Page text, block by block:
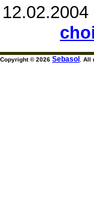
12.02.2004
Copyright © 2026 Sebasol .